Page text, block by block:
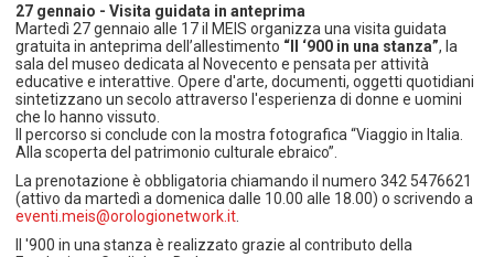
27 gennaio - Visita guidata in anteprima
Martedì 27 gennaio alle 17 il MEIS organizza una visita guidata
gratuita in anteprima dell’allestimento “Il ‘900 in una stanza”, la
sala del museo dedicata al Novecento e pensata per attività
educative e interattive. Opere d'arte, documenti, oggetti quotidiani
sintetizzano un secolo attraverso l'esperienza di donne e uomini
che lo hanno vissuto.
Il percorso si conclude con la mostra fotografica “Viaggio in Italia.
Alla scoperta del patrimonio culturale ebraico”.
La prenotazione è obbligatoria chiamando il numero 342 5476621
(attivo da martedì a domenica dalle 10.00 alle 18.00) o scrivendo a
eventi.meis@orologionetwork.it
Il '900 in una stanza è realizzato grazie al contributo della